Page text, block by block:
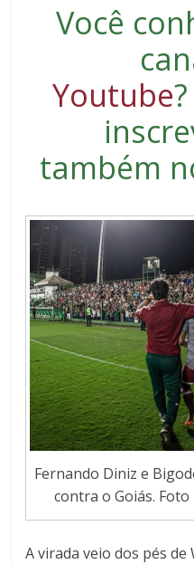
Você
Youtube?
também
Fernando Diniz e
contra o Goiás. Foto
A virada veio dos pés